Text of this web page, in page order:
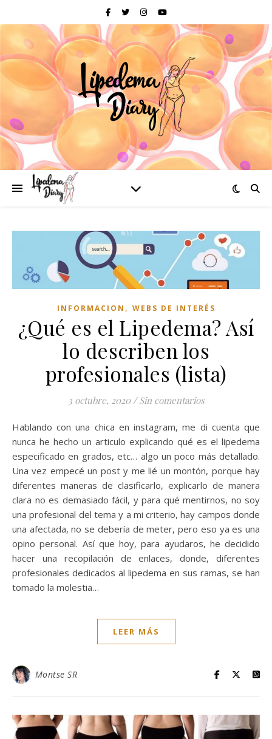
INFORMACION , WEBS DE INTERÉS
¿Qué es el Lipedema? Así
lo describen los
profesionales (lista)
3 octubre, 2020 / Sin comentarios
Hablando con una chica en instagram, me di cuenta que
nunca he hecho un articulo explicando qué es el lipedema
especificado en grados, etc… algo un poco más detallado.
Una vez empecé un post y me lié un montón, porque hay
diferentes maneras de clasificarlo, explicarlo de manera
clara no es demasiado fácil, y para qué mentirnos, no soy
una profesional del tema y a mi criterio, hay campos donde
una afectada, no se debería de meter, pero eso ya es una
opino personal. Así que hoy, para ayudaros, he decidido
hacer una recopilación de enlaces, donde, diferentes
profesionales dedicados al lipedema en sus ramas, se han
tomado la molestia…
LEER MÁS
Montse SR